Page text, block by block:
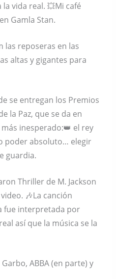
vida real. 💥Mi café
Gamla Stan.
reposeras en las
altas y gigantes para
se entregan los Premios
la Paz, que se da en
inesperado:👑 el rey
poder absoluto… elegir
guardia.
Thriller de M. Jackson
🎶La canción
fue interpretada por
así que la música se la
ABBA (en parte) y